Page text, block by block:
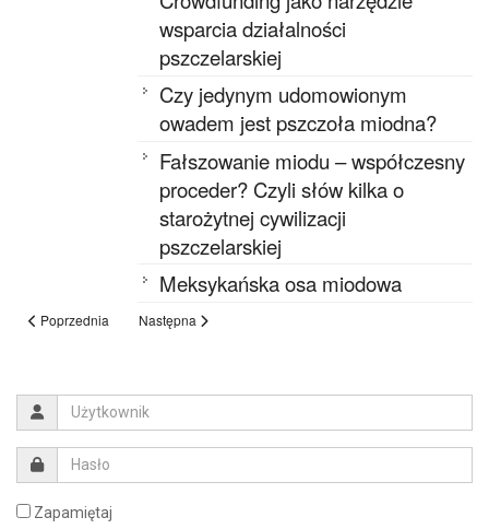
wsparcia działalności
pszczelarskiej
Czy jedynym udomowionym
owadem jest pszczoła miodna?
Fałszowanie miodu – współczesny
proceder? Czyli słów kilka o
starożytnej cywilizacji
pszczelarskiej
Meksykańska osa miodowa
Poprzednia Następna
Zapamiętaj